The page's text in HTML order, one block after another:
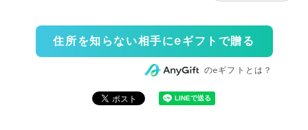
住所を知らない相手にeギフトで贈る
のeギフトとは？